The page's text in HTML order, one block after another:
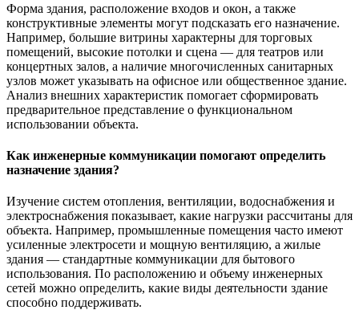
Форма здания, расположение входов и окон, а также
конструктивные элементы могут подсказать его назначение.
Например, большие витрины характерны для торговых
помещений, высокие потолки и сцена — для театров или
концертных залов, а наличие многочисленных санитарных
узлов может указывать на офисное или общественное здание.
Анализ внешних характеристик помогает сформировать
предварительное представление о функциональном
использовании объекта.
Как инженерные коммуникации помогают определить
назначение здания?
Изучение систем отопления, вентиляции, водоснабжения и
электроснабжения показывает, какие нагрузки рассчитаны для
объекта. Например, промышленные помещения часто имеют
усиленные электросети и мощную вентиляцию, а жилые
здания — стандартные коммуникации для бытового
использования. По расположению и объему инженерных
сетей можно определить, какие виды деятельности здание
способно поддерживать.